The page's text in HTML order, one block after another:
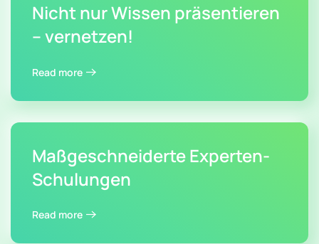
Nicht nur Wissen präsentieren
– vernetzen!
Read more
Maßgeschneiderte Experten-
Schulungen
Read more